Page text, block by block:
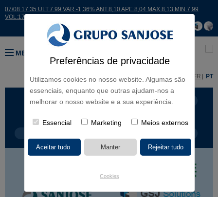
Preferências de privacidade
Utilizamos cookies no nosso website. Algumas são
essenciais, enquanto que outras ajudam-nos a
melhorar o nosso website e a sua experiência.
Essencial Marketing Meios externos
Cookies
07/08 17:35 ULT:7,99 VAR:-1,36% ANT:8,10 APE:8,04 MAX:8,13 MIN:7,99
VOL:17664
MENU
EN FR PT
LINHAS DE NEGÓCIO CONTINENTES